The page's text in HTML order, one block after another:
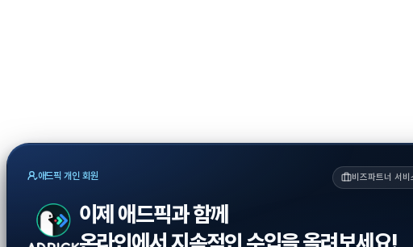
애드픽 개인 회원 비즈파트너 서비
이제 애드픽과 함께